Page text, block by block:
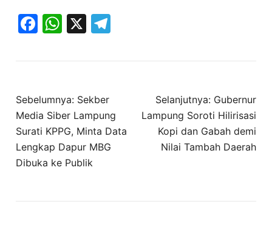
Facebook
WhatsApp
X
Navigasi
pos
Sebelumnya: Sekber
Media Siber Lampung
Surati KPPG, Minta Data
Lengkap Dapur MBG
Dibuka ke Publik
Selanjutnya: Gubernur
Lampung Soroti Hilirisasi
Kopi dan Gabah demi
Nilai Tambah Daerah